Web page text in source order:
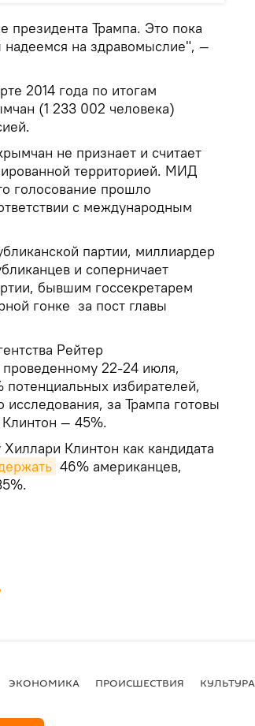
президента Трампа. Это пока
на здравомыслие", —
2014 года по итогам
(1 233 002 человека)
не признает и считает
территорией. МИД
голосование прошло
с международным
партии, миллиардер
и соперничает
бывшим госсекретарем
гонке за пост главы
Рейтер
22-24 июля,
избирателей,
за Трампа готовы
Клинтон — 45%.
Клинтон как кандидата
46% американцев,
ЭКОНОМИКА ПРОИСШЕСТВИЯ КУЛЬТУРА